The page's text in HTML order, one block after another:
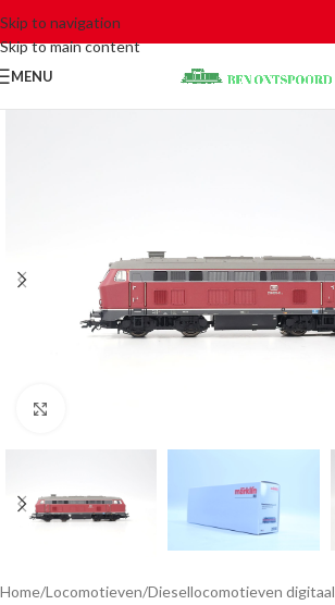
Skip to navigation
Skip to main content
MENU
Home/Locomotieven/Diesellocomotieven digitaal